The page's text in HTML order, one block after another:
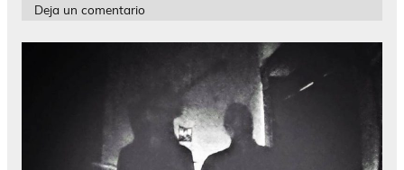
Deja un comentario